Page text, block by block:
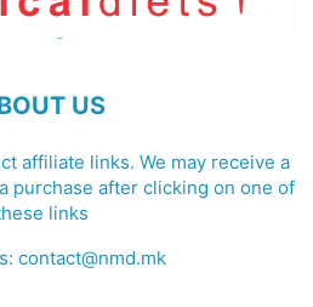
US
affiliate links. We may receive a
purchase after clicking on one of
links
contact@nmd.mk